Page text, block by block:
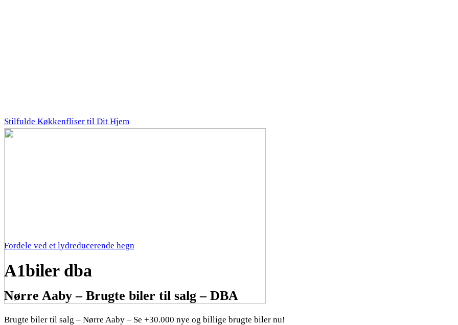
Stilfulde Køkkenfliser til Dit Hjem
Fordele ved et lydreducerende hegn
A1biler dba
Nørre Aaby – Brugte biler til salg – DBA
Brugte biler til salg – Nørre Aaby – Se +30.000 nye og billige brugte biler nu!